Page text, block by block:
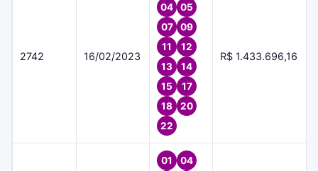
2742 16/02/2023
04
05
07
09
11
12
13
14
15
17
18
20
22
R$ 1.433.696,16
01 04